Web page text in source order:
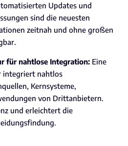
Updates und
sind die neuesten
zeitnah und ohne großen
für nahtlose Integration: Eine
integriert nahtlos
Kernsysteme,
von Drittanbietern.
und erleichtert die